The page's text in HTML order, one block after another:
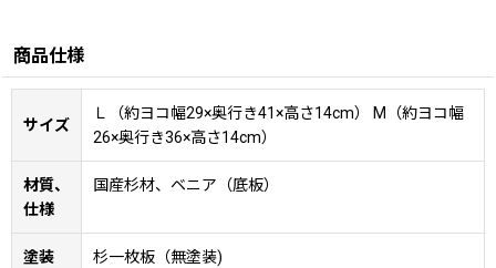
商品仕様
サイズ
Ｌ（約ヨコ幅29×奥行き41×高さ14cm） M（約ヨコ幅
26×奥行き36×高さ14cm）
材質、
仕様
国産杉材、ベニア（底板）
塗装 杉一枚板（無塗装)